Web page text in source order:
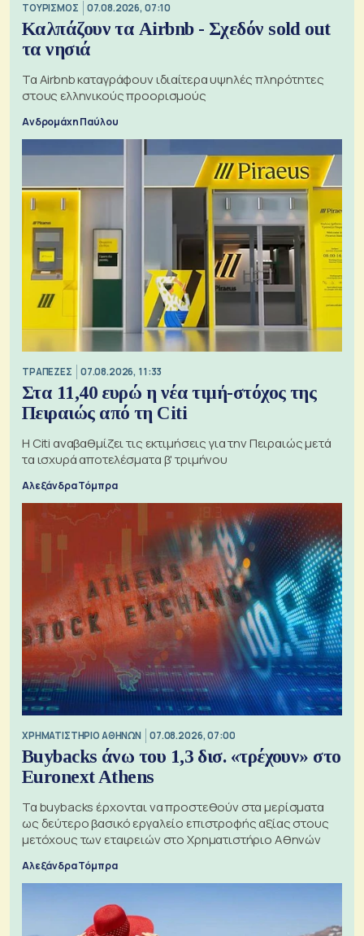
ΤΟΥΡΙΣΜΟΣ 07.08.2026, 07:10
Καλπάζουν τα Airbnb - Σχεδόν sold out
τα νησιά
Τα Airbnb καταγράφουν ιδιαίτερα υψηλές πληρότητες
στους ελληνικούς προορισμούς
Ανδρομάχη Παύλου
ΤΡΑΠΕΖΕΣ 07.08.2026, 11:33
Στα 11,40 ευρώ η νέα τιμή-στόχος της
Πειραιώς από τη Citi
Η Citi αναβαθμίζει τις εκτιμήσεις για την Πειραιώς μετά
τα ισχυρά αποτελέσματα β' τριμήνου
Αλεξάνδρα Τόμπρα
XΡΗΜΑΤΙΣΤΗΡΙΟ ΑΘΗΝΩΝ 07.08.2026, 07:00
Buybacks άνω του 1,3 δισ. «τρέχουν» στο
Euronext Athens
Τα buybacks έρχονται να προστεθούν στα μερίσματα
ως δεύτερο βασικό εργαλείο επιστροφής αξίας στους
μετόχους των εταιρειών στο Χρηματιστήριο Αθηνών
Αλεξάνδρα Τόμπρα